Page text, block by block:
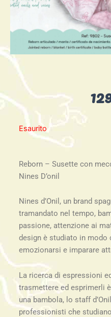
Esaurito
Reborn – Susette con
Nines D’onil
Nines d’Onil, un brand
tramandato nel tempo,
passione, attenzione ai
design è studiato in modo
emozionarsi e imparare
La ricerca di espressioni
trasmettere ed esprimerli
una bambola, lo staff
professionisti che